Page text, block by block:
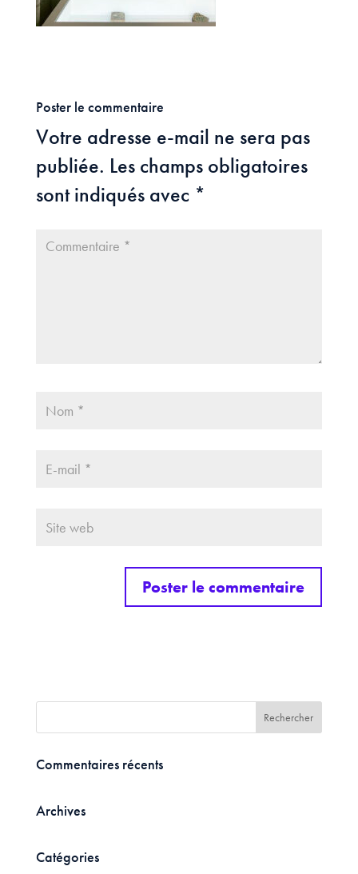
Poster le commentaire
Votre adresse e-mail ne sera pas
publiée. Les champs obligatoires
sont indiqués avec *
Commentaires récents
Archives
Catégories